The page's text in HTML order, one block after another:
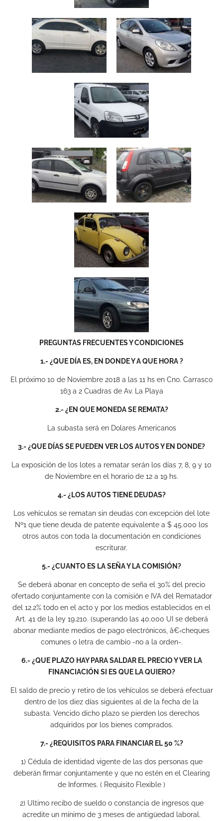
PREGUNTAS FRECUENTES Y CONDICIONES
1.- ¿QUE DÍA ES, EN DONDE Y A QUE HORA ?
El próximo 10 de Noviembre 2018 a las 11 hs en Cno. Carrasco
163 a 2 Cuadras de Av. La Playa
2.- ¿EN QUE MONEDA SE REMATA?
La subasta será en Dolares Americanos
3.- ¿QUE DÍAS SE PUEDEN VER LOS AUTOS Y EN DONDE?
La exposición de los lotes a rematar serán los días 7, 8, 9 y 10
de Noviembre en el horario de 12 a 19 hs.
4.- ¿LOS AUTOS TIENE DEUDAS?
Los vehículos se rematan sin deudas con excepción del lote
Nº1 que tiene deuda de patente equivalente a $ 45.000 los
otros autos con toda la documentación en condiciones
escriturar.
5.- ¿CUANTO ES LA SEÑA Y LA COMISIÓN?
Se deberá abonar en concepto de seña el 30% del precio
ofertado conjuntamente con la comisión e IVA del Rematador
del 12.2% todo en el acto y por los medios establecidos en el
Art. 41 de la ley 19.210. (superando las 40.000 UI se deberá
abonar mediante medios de pago electrónicos, â€‹cheques
comunes o letra de cambio -no a la orden-.
6.- ¿QUE PLAZO HAY PARA SALDAR EL PRECIO Y VER LA
FINANCIACIÓN SI ES QUE LA QUIERO?
El saldo de precio y retiro de los vehículos se deberá efectuar
dentro de los diez días siguientes al de la fecha de la
subasta. Vencido dicho plazo se pierden los derechos
adquiridos por los bienes comprados.
7.- ¿REQUISITOS PARA FINANCIAR EL 50 %?
1) Cédula de identidad vigente de las dos personas que
deberán firmar conjuntamente y que no estén en el Clearing
de Informes. ( Requisito Flexible )
2) Ultimo recibo de sueldo o constancia de ingresos que
acredite un mínimo de 3 meses de antigüedad laboral.